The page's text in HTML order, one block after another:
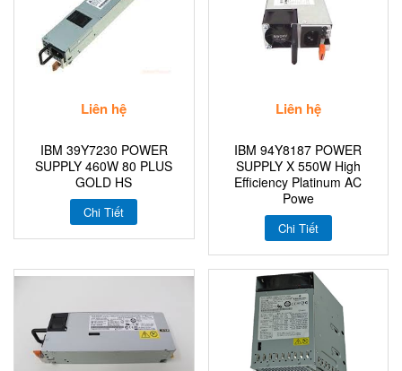
Liên hệ
IBM 39Y7230 POWER
SUPPLY 460W 80 PLUS
GOLD HS
Chi Tiết
Liên hệ
IBM 94Y8187 POWER
SUPPLY X 550W High
Efficiency Platinum AC
Powe
Chi Tiết